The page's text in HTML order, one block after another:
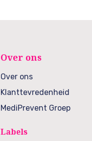
Over ons
Over ons
Klanttevredenheid
MediPrevent Groep
Labels